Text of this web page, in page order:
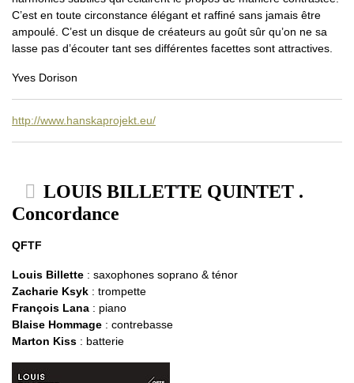
C’est en toute circonstance élégant et raffiné sans jamais être
ampoulé. C’est un disque de créateurs au goût sûr qu’on ne sa
lasse pas d’écouter tant ses différentes facettes sont attractives.
Yves Dorison
http://www.hanskaprojekt.eu/
LOUIS BILLETTE QUINTET .
Concordance
QFTF
Louis Billette : saxophones soprano & ténor
Zacharie Ksyk : trompette
François Lana : piano
Blaise Hommage : contrebasse
Marton Kiss : batterie